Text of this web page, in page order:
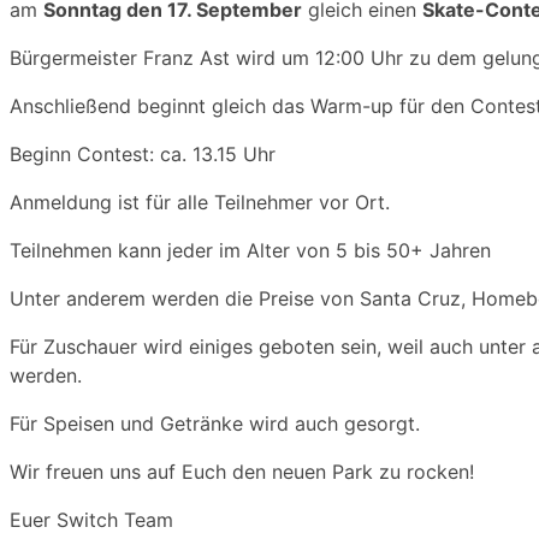
am Sonntag den 17. September gleich einen Skate-
Bürgermeister Franz Ast wird um 12:00 Uhr zu dem
Anschließend beginnt gleich das Warm-up für den
Beginn Contest: ca. 13.15 Uhr
Anmeldung ist für alle Teilnehmer vor Ort.
Teilnehmen kann jeder im Alter von 5 bis 50+ Jahren
Unter anderem werden die Preise von Santa Cruz,
Für Zuschauer wird einiges geboten sein, weil auch
werden.
Für Speisen und Getränke wird auch gesorgt.
Wir freuen uns auf Euch den neuen Park zu rocken!
Euer Switch Team